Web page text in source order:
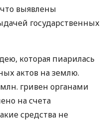
выявлены
государственных
которая пиарилась
актов на землю.
гривен органами
на счета
средства не